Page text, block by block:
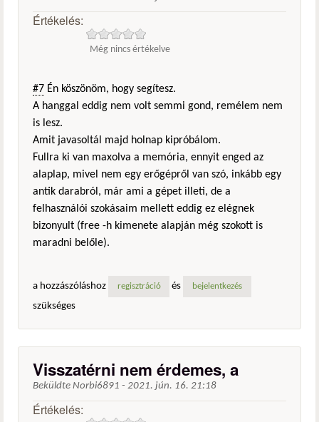
Értékelés:
Még nincs értékelve
#7 Én köszönöm, hogy segítesz.
A hanggal eddig nem volt semmi gond, remélem nem
is lesz.
Amit javasoltál majd holnap kipróbálom.
Fullra ki van maxolva a memória, ennyit enged az
alaplap, mivel nem egy erőgépről van szó, inkább egy
antik darabról, már ami a gépet illeti, de a
felhasználói szokásaim mellett eddig ez elégnek
bizonyult (free -h kimenete alapján még szokott is
maradni belőle).
a hozzászóláshoz regisztráció és bejelentkezés
szükséges
Visszatérni nem érdemes, a
Beküldte Norbi6891 - 2021. jún. 16. 21:18
Értékelés: